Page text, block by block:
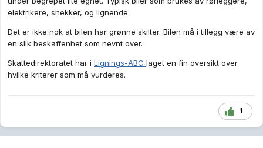
elektrikere, snekker, og lignende.
Det er ikke nok at bilen har grønne skilter. Bilen må i tillegg være av
en slik beskaffenhet som nevnt over.
Skattedirektoratet har i Lignings-ABC laget en fin oversikt over
hvilke kriterer som må vurderes.
1